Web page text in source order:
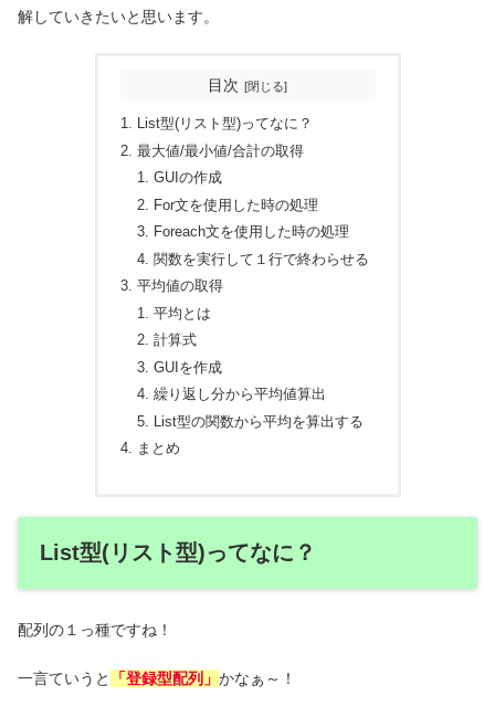
解していきたいと思います。
目次
List型(リスト型)ってなに？
最大値/最小値/合計の取得
GUIの作成
For文を使用した時の処理
Foreach文を使用した時の処理
関数を実行して１行で終わらせる
平均値の取得
平均とは
計算式
GUIを作成
繰り返し分から平均値算出
List型の関数から平均を算出する
まとめ
List型(リスト型)ってなに？
配列の１っ種ですね！
一言ていうと 「登録型配列」 かなぁ～！